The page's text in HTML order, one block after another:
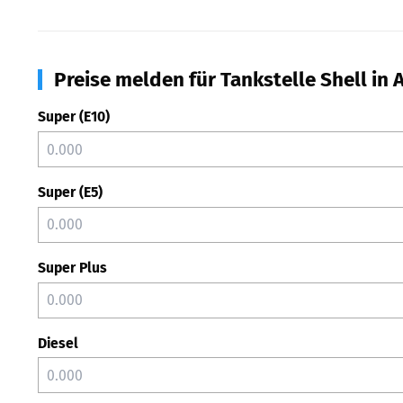
Preise melden für Tankstelle Shell in
Super (E10)
Super (E5)
Super Plus
Diesel